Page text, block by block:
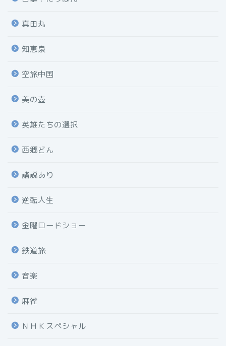
真田丸
知恵泉
空旅中国
美の壺
英雄たちの選択
西郷どん
諸説あり
逆転人生
金曜ロードショー
鉄道旅
音楽
麻雀
ＮＨＫスペシャル